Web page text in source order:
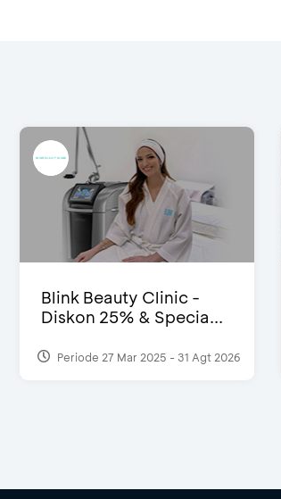
Blink Beauty Clinic -
Diskon 25% & Specia...
Periode 27 Mar 2025 - 31 Agt 2026